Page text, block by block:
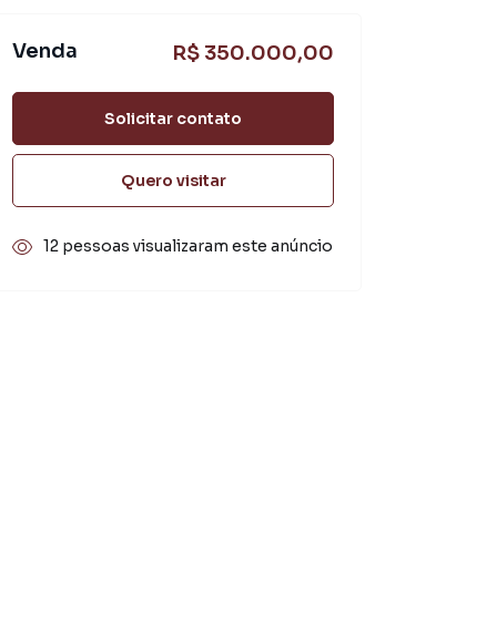
Venda R$ 350.000,00
Solicitar contato
Quero visitar
12 pessoas visualizaram este anúncio